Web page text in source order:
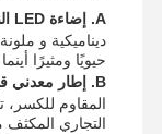
A. إضاءة LED النابضة بالحياة:
ديناميكية و
حيويًا ومثيرًا
B. إطار معدني قوي:
المقاوم للكسر،
التجاري